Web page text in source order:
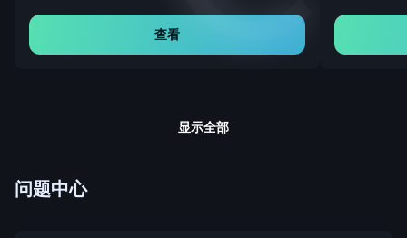
查看
显示全部
问题中心